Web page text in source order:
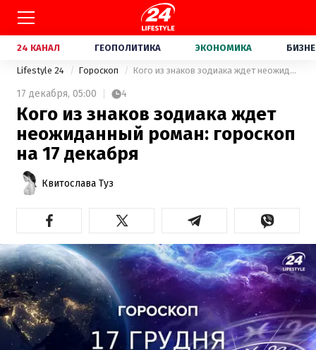
24 КАНАЛ ГЕОПОЛИТИКА ЭКОНОМИКА
Lifestyle 24 Гороскоп Кого из знаков зодиака ждет неожиданный роман: гороскоп на 17 декабря
17 декабря, 05:00 4
Кого из знаков зодиака ждет
неожиданный роман: гороскоп
на 17 декабря
Квитослава Туз